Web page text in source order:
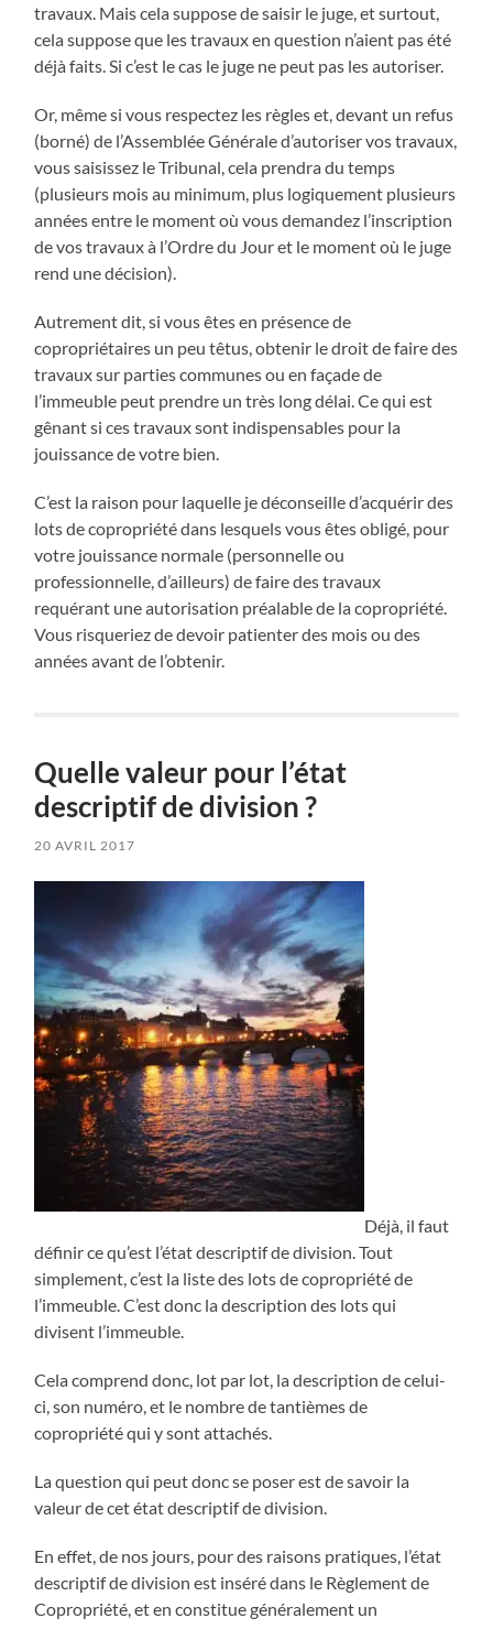
travaux. Mais cela suppose de saisir le juge, et surtout,
cela suppose que les travaux en question n’aient pas été
déjà faits. Si c’est le cas le juge ne peut pas les autoriser.
Or, même si vous respectez les règles et, devant un refus
(borné) de l’Assemblée Générale d’autoriser vos travaux,
vous saisissez le Tribunal, cela prendra du temps
(plusieurs mois au minimum, plus logiquement plusieurs
années entre le moment où vous demandez l’inscription
de vos travaux à l’Ordre du Jour et le moment où le juge
rend une décision).
Autrement dit, si vous êtes en présence de
copropriétaires un peu têtus, obtenir le droit de faire des
travaux sur parties communes ou en façade de
l’immeuble peut prendre un très long délai. Ce qui est
gênant si ces travaux sont indispensables pour la
jouissance de votre bien.
C’est la raison pour laquelle je déconseille d’acquérir des
lots de copropriété dans lesquels vous êtes obligé, pour
votre jouissance normale (personnelle ou
professionnelle, d’ailleurs) de faire des travaux
requérant une autorisation préalable de la copropriété.
Vous risqueriez de devoir patienter des mois ou des
années avant de l’obtenir.
Quelle valeur pour l’état
descriptif de division ?
20 AVRIL 2017
Déjà, il faut
définir ce qu’est l’état descriptif de division. Tout
simplement, c’est la liste des lots de copropriété de
l’immeuble. C’est donc la description des lots qui
divisent l’immeuble.
Cela comprend donc, lot par lot, la description de celui-
ci, son numéro, et le nombre de tantièmes de
copropriété qui y sont attachés.
La question qui peut donc se poser est de savoir la
valeur de cet état descriptif de division.
En effet, de nos jours, pour des raisons pratiques, l’état
descriptif de division est inséré dans le Règlement de
Copropriété, et en constitue généralement un